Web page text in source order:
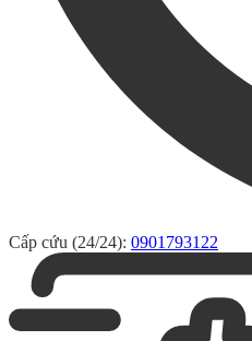
Cấp cứu (24/24): 0901793122